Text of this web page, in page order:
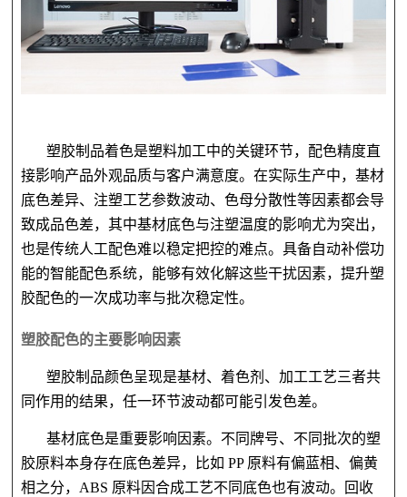
塑胶制品着色是塑料加工中的关键环节，配色精度直
接影响产品外观品质与客户满意度。在实际生产中，基材
底色差异、注塑工艺参数波动、色母分散性等因素都会导
致成品色差，其中基材底色与注塑温度的影响尤为突出，
也是传统人工配色难以稳定把控的难点。具备自动补偿功
能的智能配色系统，能够有效化解这些干扰因素，提升塑
胶配色的一次成功率与批次稳定性。
塑胶配色的主要影响因素
塑胶制品颜色呈现是基材、着色剂、加工工艺三者共
同作用的结果，任一环节波动都可能引发色差。
基材底色是重要影响因素。不同牌号、不同批次的塑
胶原料本身存在底色差异，比如 PP 原料有偏蓝相、偏黄
相之分，ABS 原料因合成工艺不同底色也有波动。回收